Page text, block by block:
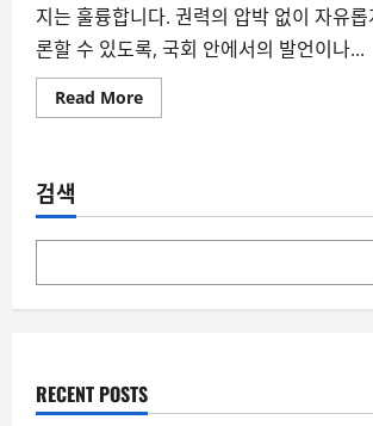
지는 훌륭합니다. 권력의 압박 없이 자유
론할 수 있도록, 국회 안에서의 발언이나...
Read MoreRead
more
키
는
패,
책
검색
RECENT POSTS